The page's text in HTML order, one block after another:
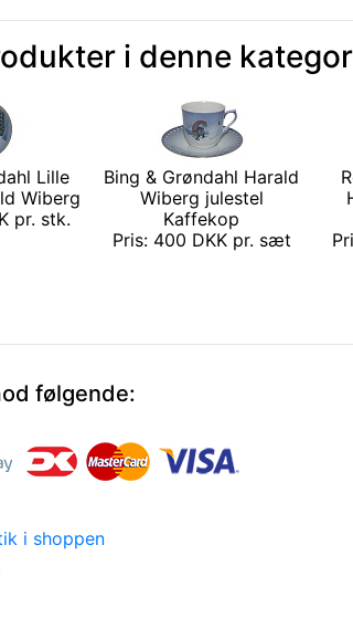
i denne
Lille
Wiberg
pr. stk.
Bing & Grøndahl Harald
Wiberg julestel
Kaffekop
Pris: 400 DKK pr. sæt
følgende:
i shoppen